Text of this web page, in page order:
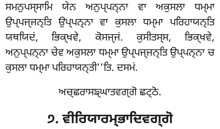
ਸਮਨੁਪਸ੍ਸਾਮਿ ਯੇਨ ਅਨੁਪ੍ਪਨ੍ਨਾ ਵਾ ਅਕੁਸਲਾ ਧਮ੍ਮਾ
ਉਪ੍ਪਜ੍ਜਨ੍ਤਿ ਉਪ੍ਪਨ੍ਨਾ ਵਾ ਕੁਸਲਾ ਧਮ੍ਮਾ ਪਰਿਹਾਯਨ੍ਤਿ
ਯਥਯਿਦਂ, ਭਿਕ੍ਖਵੇ, ਕੋਸਜ੍ਜਂ. ਕੁਸੀਤਸ੍ਸ, ਭਿਕ੍ਖਵੇ,
ਅਨੁਪ੍ਪਨ੍ਨਾ ਚੇਵ ਅਕੁਸਲਾ ਧਮ੍ਮਾ ਉਪ੍ਪਜ੍ਜਨ੍ਤਿ ਉਪ੍ਪਨ੍ਨਾ ਚ
ਕੁਸਲਾ ਧਮ੍ਮਾ ਪਰਿਹਾਯਨ੍ਤੀ’’ਤਿ. ਦਸਮਂ.
ਅਚ੍ਛਰਾਸਙ੍ਘਾਤਵਗ੍ਗੋ ਛਟ੍ਠੋ.
੭. ਵੀਰਿਯਾਰਮ੍ਭਾਦਿਵਗ੍ਗੋ